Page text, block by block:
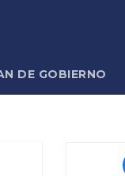
DE GOBIERNO